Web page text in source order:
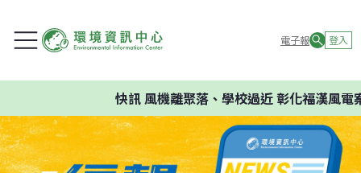
電子報 登入
快訊風機離聚落、學校過近 彰化福漢風電